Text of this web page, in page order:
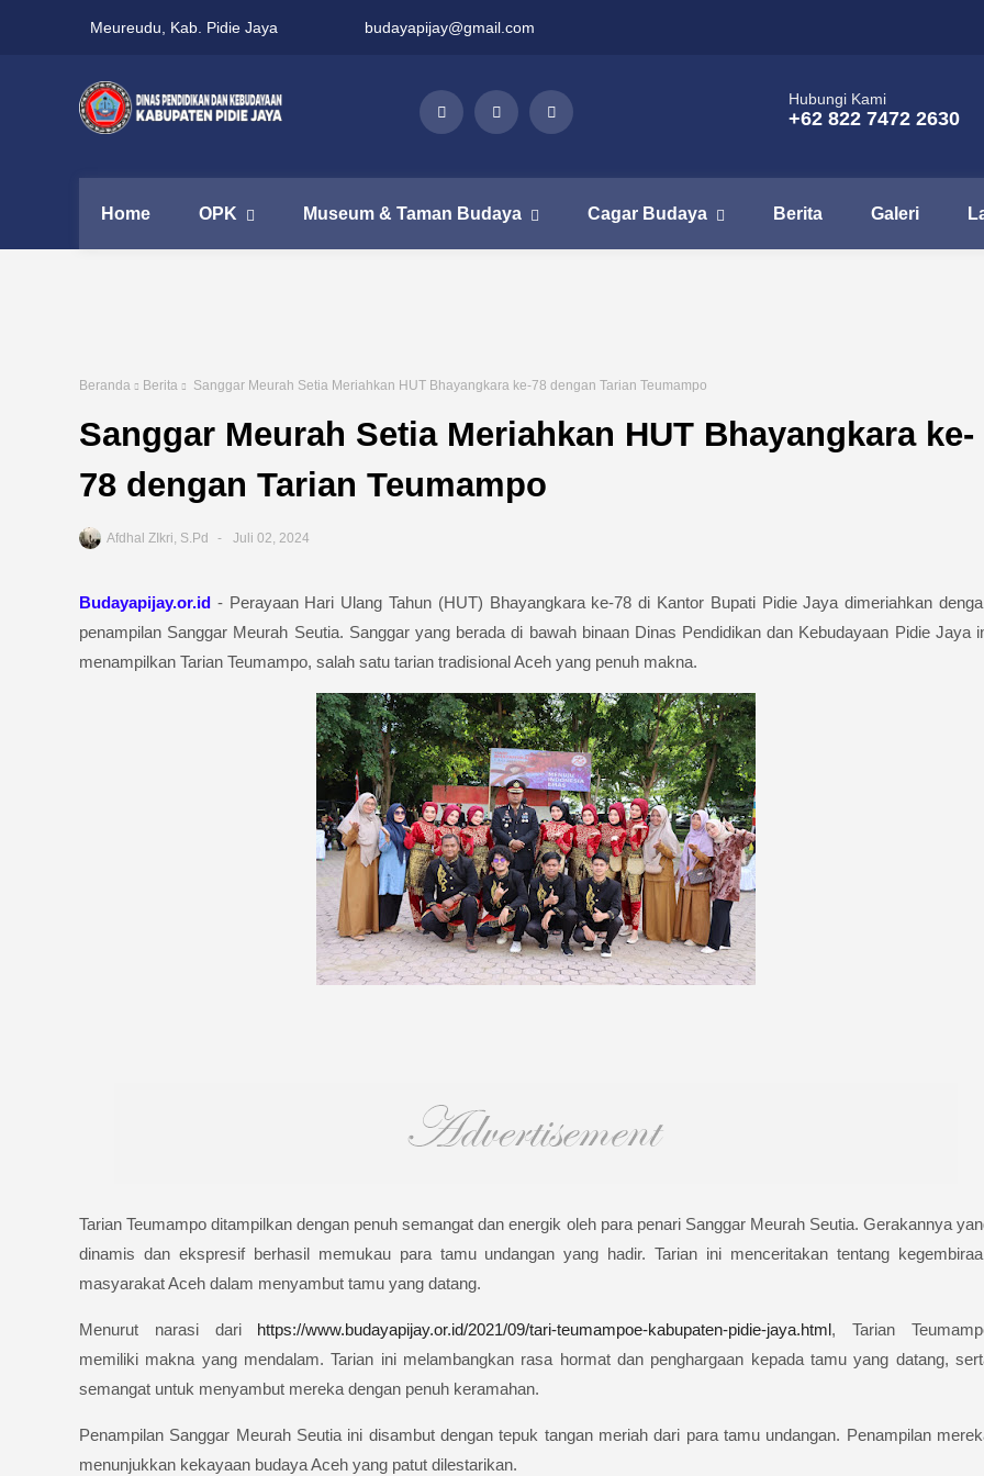
Meureudu, Kab. Pidie Jaya budayapijay@gmail.com
Hubungi Kami
+62 822 7472 2630
Home OPK Museum & Taman Budaya Cagar Budaya Berita Galeri
Beranda Berita Sanggar Meurah Setia Meriahkan HUT Bhayangkara ke-78 dengan Tarian Teumampo
Sanggar Meurah Setia Meriahkan HUT Bhayangkara ke-
78 dengan Tarian Teumampo
Afdhal ZIkri, S.Pd Juli 02, 2024
Budayapijay.or.id - Perayaan Hari Ulang Tahun (HUT) Bhayangkara ke-78 di Kantor Bupati Pidie Jaya dimeriahkan
penampilan Sanggar Meurah Seutia. Sanggar yang berada di bawah binaan Dinas Pendidikan dan Kebudayaan Pidie Jaya
menampilkan Tarian Teumampo, salah satu tarian tradisional Aceh yang penuh makna.
Tarian Teumampo ditampilkan dengan penuh semangat dan energik oleh para penari Sanggar Meurah Seutia. Gerakannya
dinamis dan ekspresif berhasil memukau para tamu undangan yang hadir. Tarian ini menceritakan tentang
masyarakat Aceh dalam menyambut tamu yang datang.
Menurut narasi dari https://www.budayapijay.or.id/2021/09/tari-teumampoe-kabupaten-pidie-jaya.html, Tarian
memiliki makna yang mendalam. Tarian ini melambangkan rasa hormat dan penghargaan kepada tamu yang datang,
semangat untuk menyambut mereka dengan penuh keramahan.
Penampilan Sanggar Meurah Seutia ini disambut dengan tepuk tangan meriah dari para tamu undangan. Penampilan
menunjukkan kekayaan budaya Aceh yang patut dilestarikan.